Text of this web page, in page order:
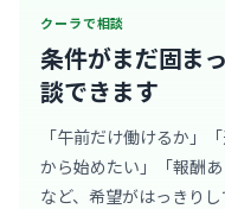
クーラで相談
条件がまだ固ま
談できます
「午前だけ働けるか」
から始めたい」「報酬
など、希望がはっきり